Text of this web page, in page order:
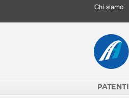
Chi siamo
PATENTI